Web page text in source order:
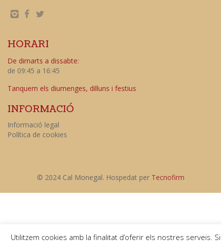
HORARI
De dimarts a dissabte:
de 09:45 a 16:45
Tanquem els diumenges, dilluns i festius
INFORMACIÓ
Informació legal
Política de cookies
© 2024 Cal Monegal. Hospedat per Tecnofirm
Utilitzem cookies amb la finalitat d’oferir els nostres serveis. Si